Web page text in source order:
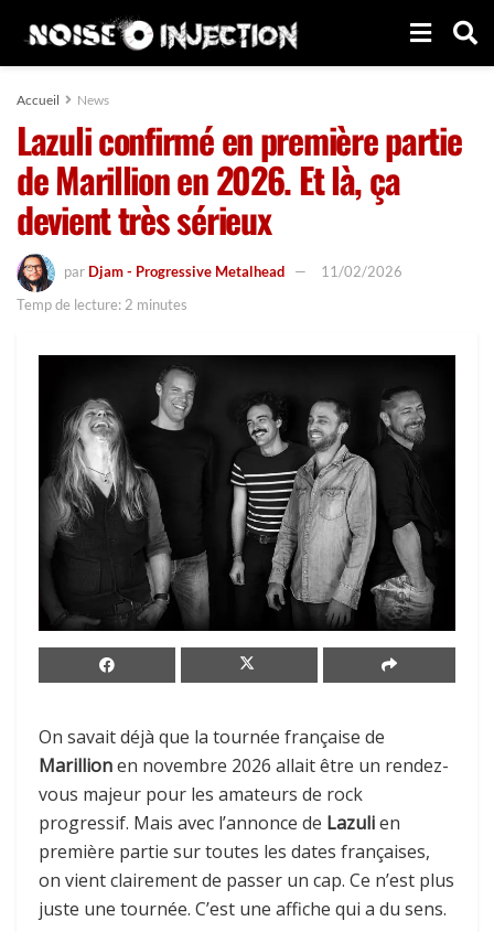
Accueil News
Lazuli confirmé en première partie
de Marillion en 2026. Et là, ça
devient très sérieux
par Djam - Progressive Metalhead
11/02/2026
Temp de lecture: 2 minutes
On savait déjà que la tournée française de
Marillionen novembre 2026 allait être un rendez-
vous majeur pour les amateurs de rock
progressif. Mais avec l’annonce de Lazulien
première partie sur toutes les dates françaises,
on vient clairement de passer un cap. Ce n’est plus
juste une tournée. C’est une affiche qui a du sens.